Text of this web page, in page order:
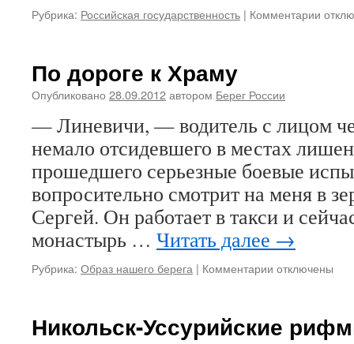
Рубрика: Российская государственность | Комментарии к
о
войне
По дороге к Храму
Опубликовано 28.09.2012автором Берег России
— Линевичи, — водитель с лицом
немало отсидевшего в местах
прошедшего серьезные боевые
вопросительно смотрит на меня в
Сергей. Он работает в такси и
монастырь … Читать далее →
Рубрика: Образ нашего берега | Комментарии к
к
отключены
Никольск-Уссурийские